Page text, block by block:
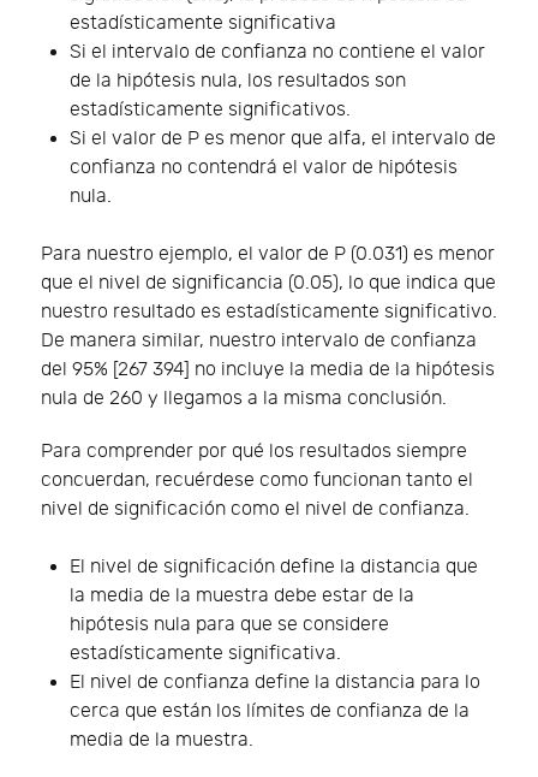
estadísticamente significativa
Si el intervalo de confianza no contiene el valor
de la hipótesis nula, los resultados son
estadísticamente significativos.
Si el valor de P es menor que alfa, el intervalo de
confianza no contendrá el valor de hipótesis
nula.
Para nuestro ejemplo, el valor de P (0.031) es menor
que el nivel de significancia (0.05), lo que indica que
nuestro resultado es estadísticamente significativo.
De manera similar, nuestro intervalo de confianza
del 95% [267 394] no incluye la media de la hipótesis
nula de 260 y llegamos a la misma conclusión.
Para comprender por qué los resultados siempre
concuerdan, recuérdese como funcionan tanto el
nivel de significación como el nivel de confianza.
El nivel de significación define la distancia que
la media de la muestra debe estar de la
hipótesis nula para que se considere
estadísticamente significativa.
El nivel de confianza define la distancia para lo
cerca que están los límites de confianza de la
media de la muestra.